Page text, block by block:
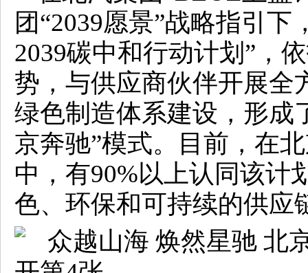
团“2039愿景”战略指引
2039碳中和行动计划”，
势，与供应商伙伴开展全
绿色制造体系建设，形成
京奔驰”模式。目前，在
中，有90%以上认同该计
色、环保和可持续的供应